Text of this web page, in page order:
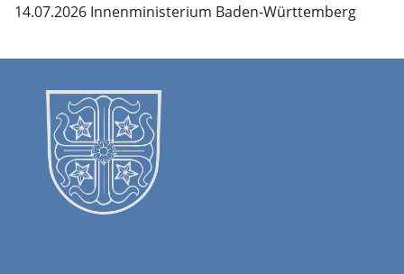
14.07.2026 Innenministerium Baden-Württemberg